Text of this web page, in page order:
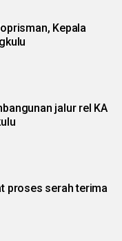
Kepala
jalur rel KA
proses serah terima